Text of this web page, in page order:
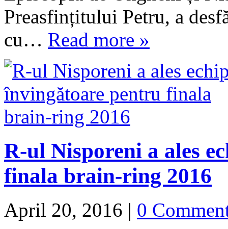
Preasfințitului Petru, a
cu… Read more »
R-ul Nisporeni a ales
finala brain-ring 2016
April 20, 2016 | 0